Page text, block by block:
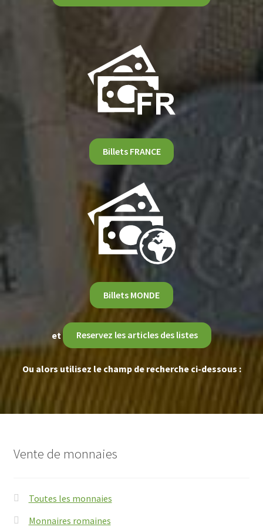
Billets FRANCE
Billets MONDE
et Reservez les articles des listes
Ou alors utilisez le champ de recherche ci-dessous :
Vente de monnaies
Toutes les monnaies
Monnaires romaines